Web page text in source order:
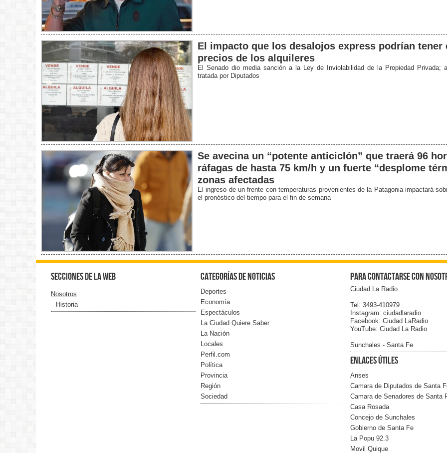
El impacto que los desalojos express podrían tener
precios de los alquileres
El Senado dio media sanción a la Ley de Inviolabilidad de la Propiedad Privada;
tratada por Diputados
Se avecina un “potente anticiclón” que traerá 96
ráfagas de hasta 75 km/h y un fuerte “desplome
zonas afectadas
El ingreso de un frente con temperaturas provenientes de la Patagonia impactará
el pronóstico del tiempo para el fin de semana
Secciones de la web
Nosotros
Historia
Categorías de noticias
Deportes
Economía
Espectáculos
La Ciudad Quiere Saber
La Nación
Locales
Perfil.com
Política
Provincia
Región
Sociedad
Para contactarse con
Ciudad La Radio
Tel: 3493-410979
Instagram: ciudadlaradio
Facebook: Ciudad LaRadio
YouTube: Ciudad La Radio
Sunchales - Santa Fe
Enlaces Útiles
Anses
Camara de Diputados de Santa
Camara de Senadores de Santa
Casa Rosada
Concejo de Sunchales
Gobierno de Santa Fe
La Popu 92.3
Movil Quique